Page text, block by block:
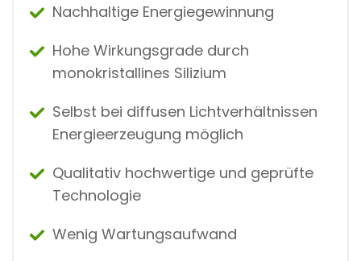
Nachhaltige Energiegewinnung
Hohe Wirkungsgrade durch
monokristallines Silizium
Selbst bei diffusen Lichtverhältnissen
Energieerzeugung möglich
Qualitativ hochwertige und geprüfte
Technologie
Wenig Wartungsaufwand